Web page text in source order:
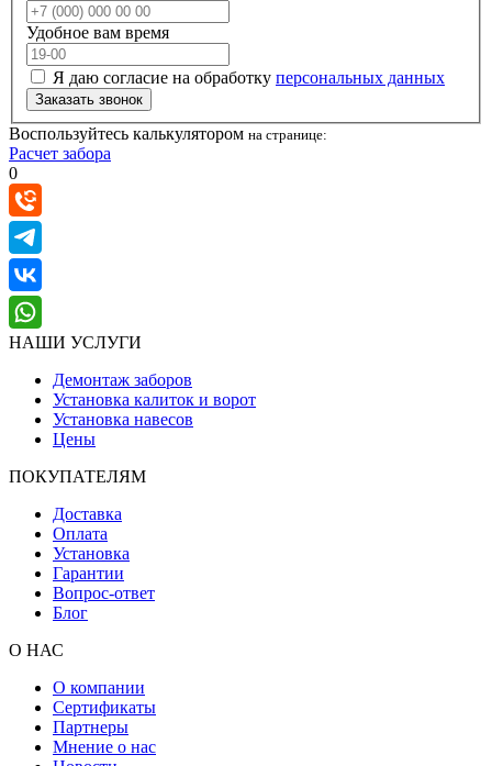
Удобное вам время
Я даю согласие на обработку персональных данных
Заказать звонок
Воспользуйтесь калькулятором на странице:
Расчет забора
0
НАШИ УСЛУГИ
Демонтаж заборов
Установка калиток и ворот
Установка навесов
Цены
ПОКУПАТЕЛЯМ
Доставка
Оплата
Установка
Гарантии
Вопрос-ответ
Блог
О НАС
О компании
Сертификаты
Партнеры
Мнение о нас